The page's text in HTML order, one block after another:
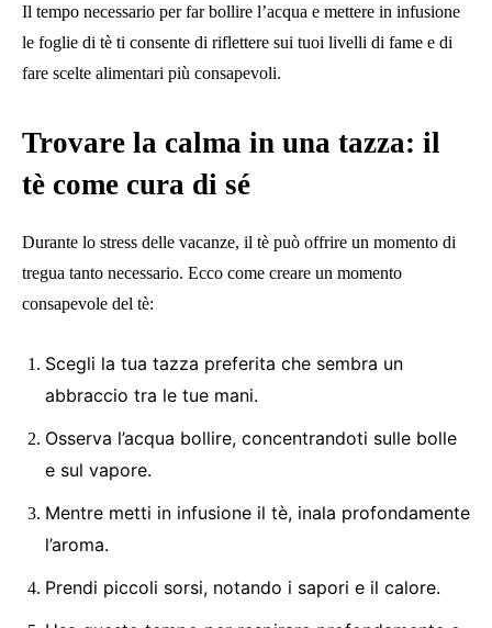
Il tempo necessario per far bollire l’acqua e mettere in infusione
le foglie di tè ti consente di riflettere sui tuoi livelli di fame e di
fare scelte alimentari più consapevoli.
Trovare la calma in una tazza: il
tè come cura di sé
Durante lo stress delle vacanze, il tè può offrire un momento di
tregua tanto necessario. Ecco come creare un momento
consapevole del tè:
Scegli la tua tazza preferita che sembra un
abbraccio tra le tue mani.
Osserva l’acqua bollire, concentrandoti sulle bolle
e sul vapore.
Mentre metti in infusione il tè, inala profondamente
l’aroma.
Prendi piccoli sorsi, notando i sapori e il calore.